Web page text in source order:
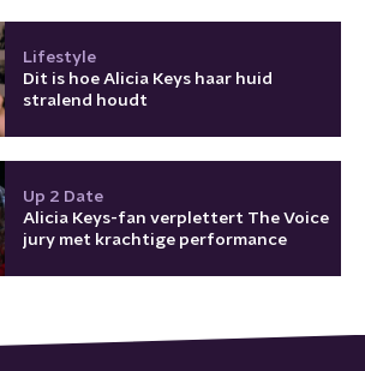
Lifestyle
Dit is hoe Alicia Keys haar huid
stralend houdt
Up 2 Date
Alicia Keys-fan verplettert The Voice
jury met krachtige performance